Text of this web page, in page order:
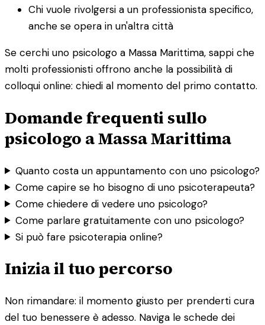
Chi vuole rivolgersi a un professionista specifico,
anche se opera in un'altra città
Se cerchi uno psicologo a Massa Marittima, sappi che
molti professionisti offrono anche la possibilità di
colloqui online: chiedi al momento del primo contatto.
Domande frequenti sullo
psicologo a Massa Marittima
Quanto costa un appuntamento con uno psicologo?
Come capire se ho bisogno di uno psicoterapeuta?
Come chiedere di vedere uno psicologo?
Come parlare gratuitamente con uno psicologo?
Si può fare psicoterapia online?
Inizia il tuo percorso
Non rimandare: il momento giusto per prenderti cura
del tuo benessere è adesso. Naviga le schede dei